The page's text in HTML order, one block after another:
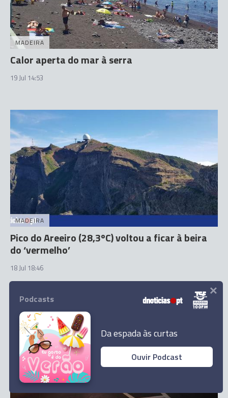
MADEIRA
Calor aperta do mar à serra
19 Jul 14:53
MADEIRA
Pico do Areeiro (28,3ºC) voltou a ficar à beira
do ‘vermelho’
18 Jul 18:46
Podcasts
Da espada às curtas
Ouvir Podcast
×